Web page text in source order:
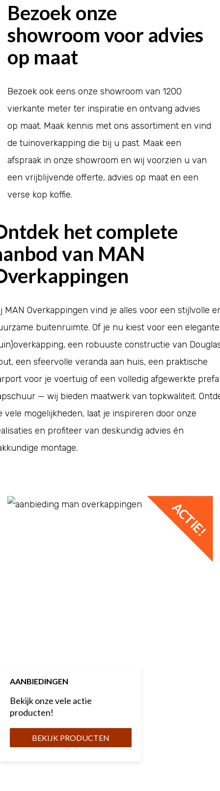
Bezoek onze
showroom voor advies
op maat
Bezoek ook eens onze showroom van 1200
vierkante meter ter inspiratie en ontvang advies
op maat. Maak kennis met ons assortiment en vind
de tuinoverkapping die bij u past. Maak een
afspraak in onze showroom en wij voorzien u van
een vrijblijvende offerte, advies op maat en een
verse kop koffie.
het complete
van MAN
MAN Overkappingen vind je alles voor een stijlvolle
buitenruimte. Of je nu kiest voor een elegante
)overkapping, een robuuste constructie van
, een sfeervolle veranda aan huis, een praktische
voor je voertuig of een volledig afgewerkte
— wij bieden maatwerk van topkwaliteit.
vele mogelijkheden, laat je inspireren door onze
en profiteer van deskundig advies én
montage.
ACTIE!
AANBIEDINGEN
Bekijk onze vele actie
producten!
BEKIJK PRODUCTEN